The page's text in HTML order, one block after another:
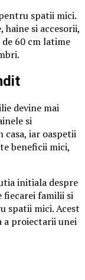
spatii mici.
si accesorii,
60 cm latime
devine mai
si
casa, iar oaspetii
beneficii mici,
initiala despre
fiecarei familii si
spatii mici. Acest
a proiectarii unei